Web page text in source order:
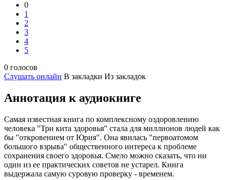
0
1
2
3
4
5
0 голосов
Слушать онлайн В закладки Из закладок
Аннотация к аудиокниге
Самая известная книга по комплексному оздоровлению
человека "Три кита здоровья" стала для миллионов людей как
бы "откровением от Юрия". Она явилась "первоатомом
большого взрыва" общественного интереса к проблеме
сохранения своего здоровья. Смело можно сказать, что ни
один из ее практических советов не устарел. Книга
выдержала самую суровую проверку - временем.